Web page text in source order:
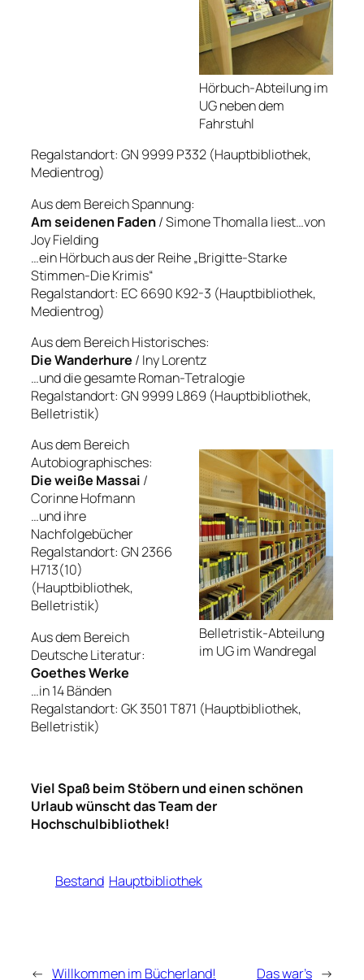
Hörbuch-Abteilung im
UG neben dem
Fahrstuhl
Regalstandort: GN 9999 P332 (Hauptbibliothek,
Medientrog)
Aus dem Bereich Spannung:
Am seidenen Faden/ Simone Thomalla liest…von
Joy Fielding
…ein Hörbuch aus der Reihe „Brigitte-Starke
Stimmen-Die Krimis“
Regalstandort: EC 6690 K92-3 (Hauptbibliothek,
Medientrog)
Aus dem Bereich Historisches:
Die Wanderhure / Iny Lorentz
…und die gesamte Roman-Tetralogie
Regalstandort: GN 9999 L869 (Hauptbibliothek,
Belletristik)
Belletristik-Abteilung
im UG im Wandregal
Aus dem Bereich
Autobiographisches:
Die weiße Massai /
Corinne Hofmann
…und ihre
Nachfolgebücher
Regalstandort: GN 2366
H713(10)
(Hauptbibliothek,
Belletristik)
Aus dem Bereich
Deutsche Literatur:
Goethes Werke
…in 14 Bänden
Regalstandort: GK 3501 T871 (Hauptbibliothek,
Belletristik)
Viel Spaß beim Stöbern und einen schönen
Urlaub wünscht das Team der
Hochschulbibliothek!
Bestand Hauptbibliothek
← Willkommen im Bücherland! Das war’s →